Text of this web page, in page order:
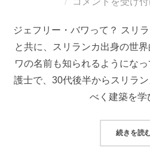
ジェフリー・バワって？ スリ
と共に、スリランカ出身の世
ワの名前も知られるようにな
護士で、30代後半からスリラ
べく建築を
続きを読